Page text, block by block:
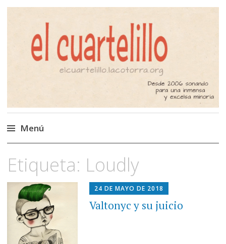
El Cuartelillo
Programa de radio de música
independiente. Podcast
Menú
al
contenido
Etiqueta: Loudly
24 DE MAYO DE 2018
Valtonyc y su juicio